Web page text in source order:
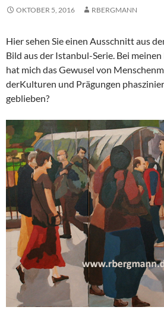
OKTOBER 5, 2016 RBERGMANN
Hier sehen Sie einen Ausschnitt aus
Bild aus der Istanbul-Serie. Bei
hat mich das Gewusel von
derKulturen und Prägungen
geblieben?